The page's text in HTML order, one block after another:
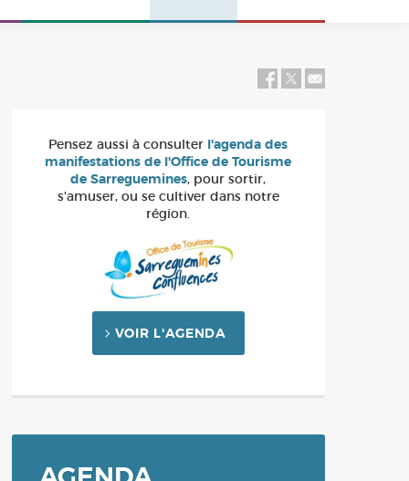
Pensez aussi à consulter l'agenda des
manifestations de l'Office de Tourisme
de Sarreguemines, pour sortir,
s'amuser, ou se cultiver dans notre
région.
VOIR L'AGENDA